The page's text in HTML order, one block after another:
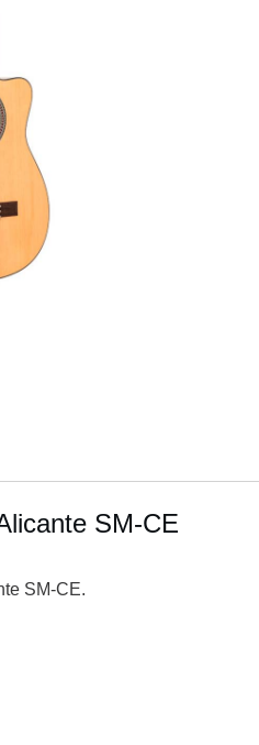
SM-CE
SM-CE.